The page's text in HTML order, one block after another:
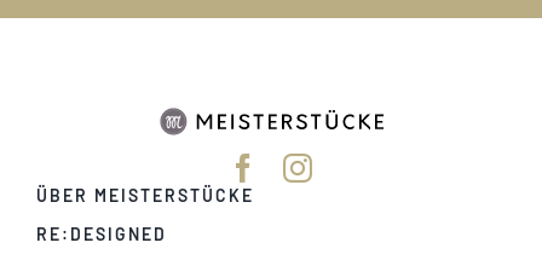
ÜBER MEISTERSTÜCKE
RE:DESIGNED